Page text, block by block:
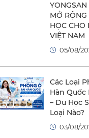
MỞ
HỌC CHO
VIỆT NAM
05/08/
Các Loại
Hàn
– Du Học
Loại Nào?
03/08/